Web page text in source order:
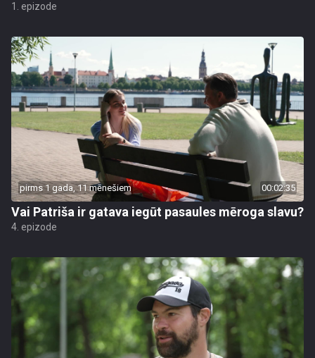
1. epizode
pirms 1 gada, 11 mēnešiem 00:02:35
Vai Patriša ir gatava iegūt pasaules mēroga slavu?
4. epizode